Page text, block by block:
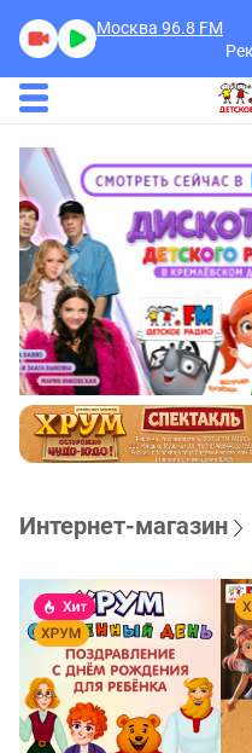
Москва 96.8 FM
Реклама
Интернет-магазин